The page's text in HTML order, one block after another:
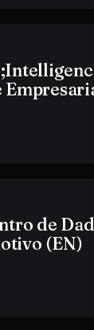
de
(EN)